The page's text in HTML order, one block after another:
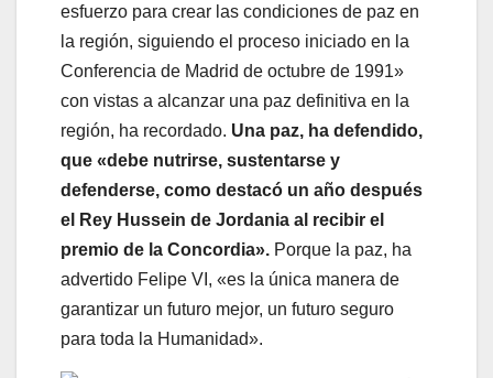
esfuerzo para crear las condiciones de paz en
la región, siguiendo el proceso iniciado en la
Conferencia de Madrid de octubre de 1991»
con vistas a alcanzar una paz definitiva en la
región, ha recordado. Una paz, ha defendido,
que «debe nutrirse, sustentarse y
defenderse, como destacó un año después
el Rey Hussein de Jordania al recibir el
premio de la Concordia». Porque la paz, ha
advertido Felipe VI, «es la única manera de
garantizar un futuro mejor, un futuro seguro
para toda la Humanidad».